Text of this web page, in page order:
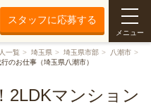
スタッフに応募する
メニュー
一覧 埼玉県 埼玉県市部
八潮市
のお仕事（埼玉県八潮市）
2LDKマンション